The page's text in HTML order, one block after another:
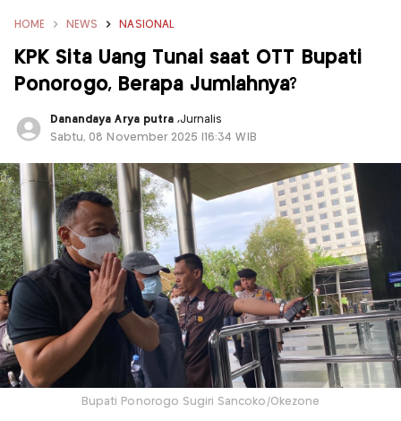
HOME NEWS NASIONAL
KPK Sita Uang Tunai saat OTT Bupati
Ponorogo, Berapa Jumlahnya?
Danandaya Arya putra,Jurnalis
Sabtu, 08 November 2025 |16:34 WIB
Bupati Ponorogo Sugiri Sancoko/Okezone